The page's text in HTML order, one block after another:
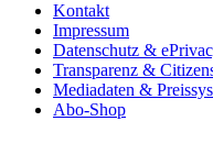
Kontakt
Impressum
Datenschutz &
Transparenz &
Mediadaten &
Abo-Shop